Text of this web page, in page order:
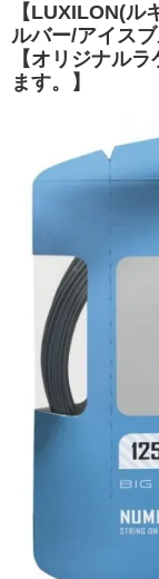
【LUXILON(
ルバー/アイス
【オリジナル
ます。】